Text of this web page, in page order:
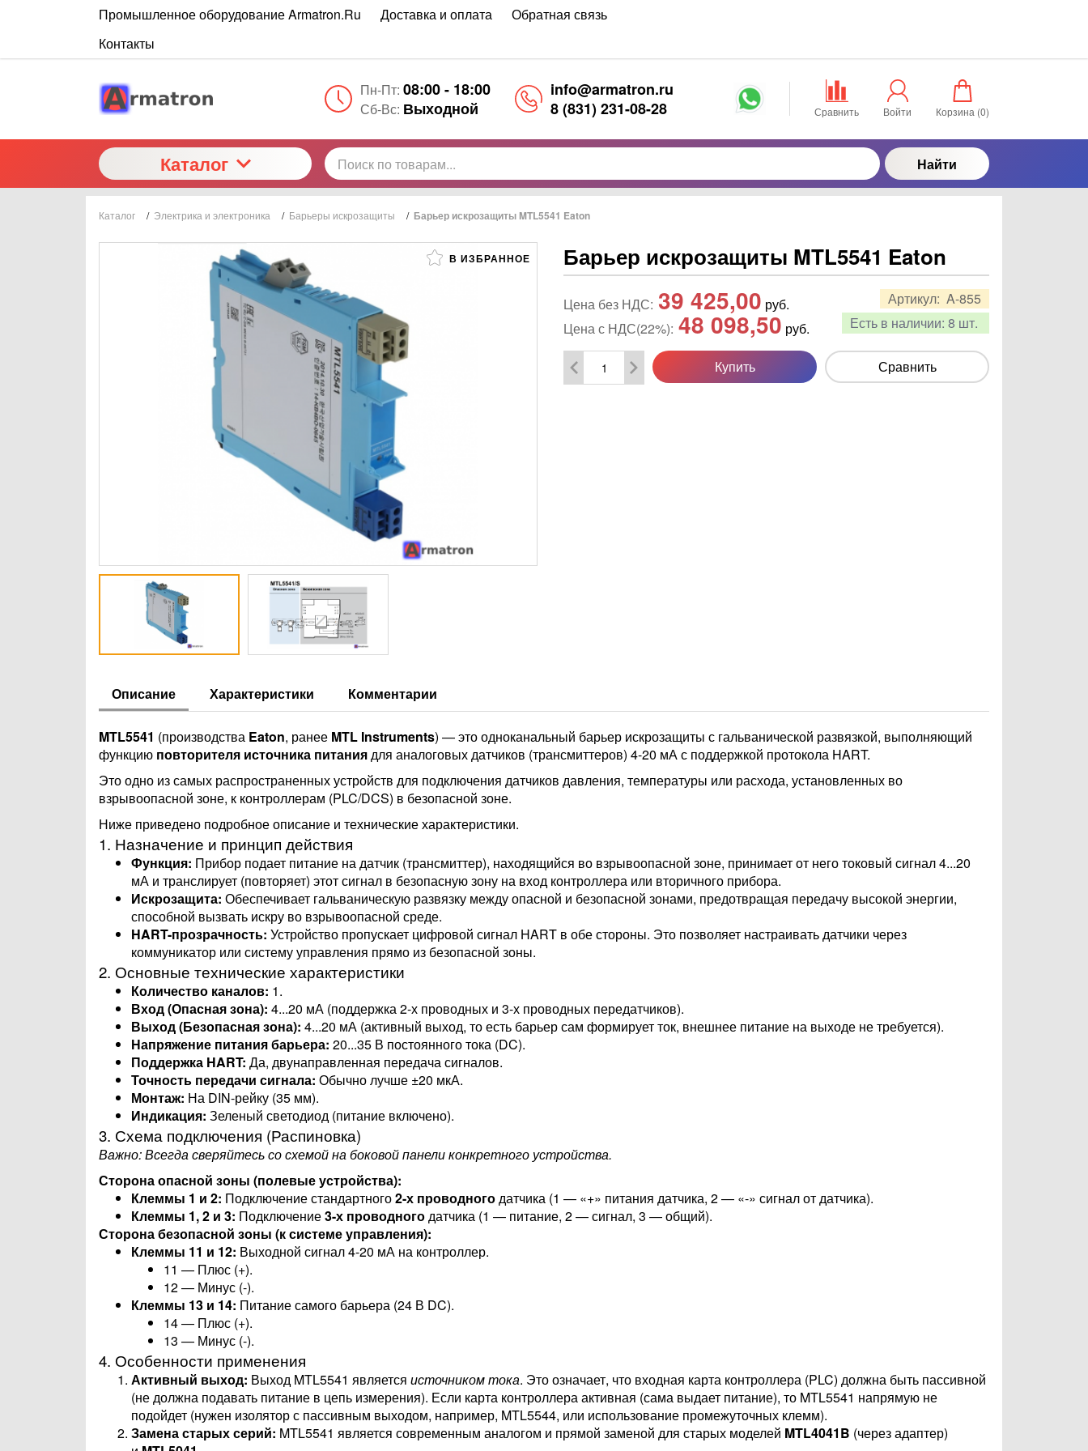
Промышленное оборудование Armatron.Ru Доставка и оплата
Обратная связь
Контакты
Пн-Пт: 08:00 - 18:00
Сб-Вс: Выходной
info@armatron.ru
8 (831) 231-08-28
Сравнить Войти Корзина (0)
Каталог Найти
Каталог / Электрика и электроника / Барьеры искрозащиты / Барьер искрозащиты MTL5541 Eaton
В ИЗБРАННОЕ Барьер искрозащиты MTL5541 Eaton
Артикул: A-855
Есть в наличии: 8 шт.
Цена без НДС: 39 425,00 руб.
Цена с НДС(22%): 48 098,50 руб.
Купить Сравнить
Описание Характеристики Комментарии
MTL5541 (производства Eaton, ранее MTL Instruments) — это одноканальный барьер искрозащиты с гальванической развязкой, выполняющий
функцию повторителя источника питаниядля аналоговых датчиков (трансмиттеров) 4-20 мА с поддержкой протокола HART.
Это одно из самых распространенных устройств для подключения датчиков давления, температуры или расхода, установленных во
взрывоопасной зоне, к контроллерам (PLC/DCS) в безопасной зоне.
Ниже приведено подробное описание и технические характеристики.
1. Назначение и принцип действия
Функция: Прибор подает питание на датчик (трансмиттер), находящийся во взрывоопасной зоне, принимает от него токовый сигнал 4...20
мА и транслирует (повторяет) этот сигнал в безопасную зону на вход контроллера или вторичного прибора.
Искрозащита: Обеспечивает гальваническую развязку между опасной и безопасной зонами, предотвращая передачу высокой энергии,
способной вызвать искру во взрывоопасной среде.
HART-прозрачность: Устройство пропускает цифровой сигнал HART в обе стороны. Это позволяет настраивать датчики через
коммуникатор или систему управления прямо из безопасной зоны.
2. Основные технические характеристики
Количество каналов: 1.
Вход (Опасная зона): 4...20 мА (поддержка 2-х проводных и 3-х проводных передатчиков).
Выход (Безопасная зона): 4...20 мА (активный выход, то есть барьер сам формирует ток, внешнее питание на выходе не требуется).
Напряжение питания барьера: 20...35 В постоянного тока (DC).
Поддержка HART: Да, двунаправленная передача сигналов.
Точность передачи сигнала: Обычно лучше ±20 мкА.
Монтаж: На DIN-рейку (35 мм).
Индикация: Зеленый светодиод (питание включено).
3. Схема подключения (Распиновка)
Важно: Всегда сверяйтесь со схемой на боковой панели конкретного устройства.
Сторона опасной зоны (полевые устройства):
Клеммы 1 и 2: Подключение стандартного2-х проводногодатчика (1 — «+» питания датчика, 2 — «-» сигнал от датчика).
Клеммы 1, 2 и 3: Подключение3-х проводногодатчика (1 — питание, 2 — сигнал, 3 — общий).
Сторона безопасной зоны (к системе управления):
Клеммы 11 и 12: Выходной сигнал 4-20 мА на контроллер.
11 — Плюс (+).
12 — Минус (-).
Клеммы 13 и 14: Питание самого барьера (24 В DC).
14 — Плюс (+).
13 — Минус (-).
4. Особенности применения
Активный выход: Выход MTL5541 является источником тока. Это означает, что входная карта контроллера (PLC) должна быть пассивной
(не должна подавать питание в цепь измерения). Если карта контроллера активная (сама выдает питание), то MTL5541 напрямую не
подойдет (нужен изолятор с пассивным выходом, например, MTL5544, или использование промежуточных клемм).
Замена старых серий: MTL5541 является современным аналогом и прямой заменой для старых моделей MTL4041B (через адаптер)